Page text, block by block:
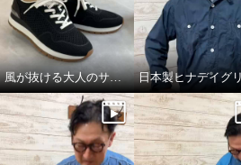
風が抜ける大人のサマースニーカー